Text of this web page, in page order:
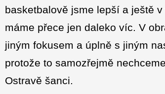
basketbalově jsme lepší a ještě
máme přece jen daleko víc. V
jiným fokusem a úplně s jiným
protože to samozřejmě
Ostravě šanci.